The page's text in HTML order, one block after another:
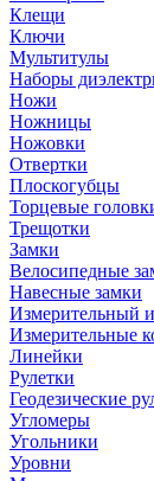
Клещи
Ключи
Мультитулы
Наборы
Ножи
Ножницы
Ножовки
Отвертки
Плоскогубцы
Торцевые
Трещотки
Замки
Велосипедные
Навесные замки
Измерительный
Измерительные
Линейки
Рулетки
Геодезические
Угломеры
Угольники
Уровни